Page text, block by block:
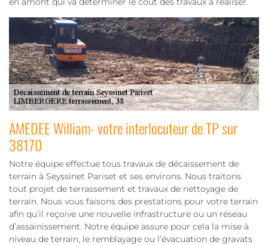
AMEDEE William- votre interlocuteur de TP sur
38170
Notre équipe effectue tous travaux de décaissement de
terrain à Seyssinet Pariset et ses environs. Nous traitons
tout projet de terrassement et travaux de nettoyage de
terrain. Nous vous faisons des prestations pour votre terrain
afin qu’il reçoive une nouvelle infrastructure ou un réseau
d’assainissement. Notre équipe assure pour cela la mise à
niveau de terrain, le remblayage ou l’évacuation de gravats